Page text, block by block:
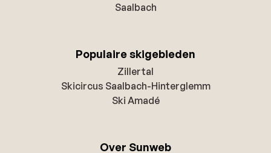
Saalbach
Populaire skigebieden
Zillertal
Skicircus Saalbach-Hinterglemm
Ski Amadé
Over Sunweb